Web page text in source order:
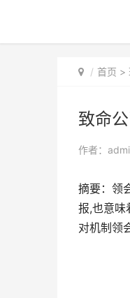
首页 >
致命
作者：
摘要：领
报,也意味
对机制领